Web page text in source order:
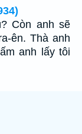
Còn anh sẽ
ên. Thà anh
anh lấy tôi